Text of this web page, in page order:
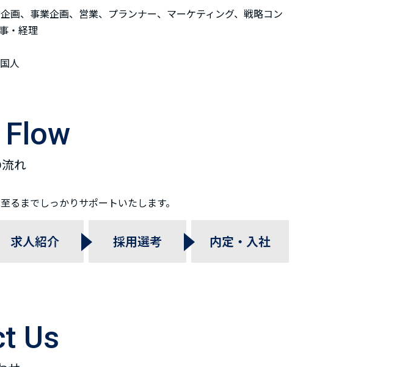
画、事業企画、営業、プランナー、マーケティング、戦略コン
・経理
人
れ
までしっかりサポートいたします。
Us